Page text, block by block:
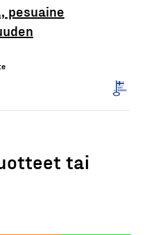
pesuaine
tai